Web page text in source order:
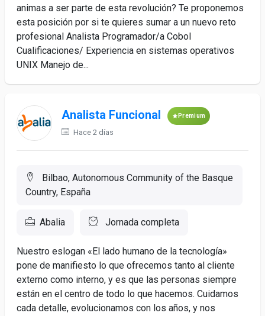
animas a ser parte de esta revolución? Te proponemos
esta posición por si te quieres sumar a un nuevo reto
profesional Analista Programador/a Cobol
Cualificaciones/ Experiencia en sistemas operativos
UNIX Manejo de...
Analista Funcional Premium
Hace 2 días
Bilbao, Autonomous Community of the Basque
Country, España
Abalia Jornada completa
Nuestro eslogan «El lado humano de la tecnología»
pone de manifiesto lo que ofrecemos tanto al cliente
externo como interno, y es que las personas siempre
están en el centro de todo lo que hacemos. Cuidamos
cada detalle, evolucionamos con los años, y nos